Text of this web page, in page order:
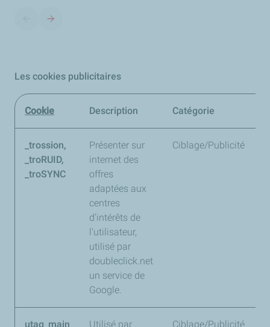
Les cookies publicitaires
Cookie Description Catégorie
_trossion,
_troRUID,
_troSYNC
Présenter sur
internet des
offres
adaptées aux
centres
d'intérêts de
l'utilisateur,
utilisé par
doubleclick.net
un service de
Google.
Ciblage/Publicité
utag_main
Utilisé par
Ciblage/Publicité